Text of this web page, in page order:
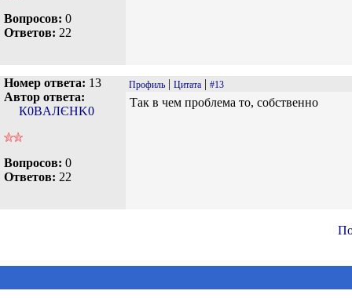
Вопросов: 0
Ответов: 22
Номер ответа: 13
Автор ответа:
К0ВAЛЄHK0
Вопросов: 0
Ответов: 22
Профиль | Цитата | #13
Так в чем проблема то, собственно